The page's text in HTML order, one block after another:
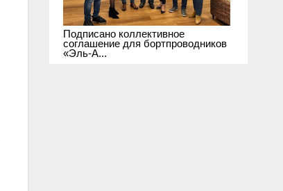
Подписано коллективное
соглашение для бортпроводников
«Эль-А...